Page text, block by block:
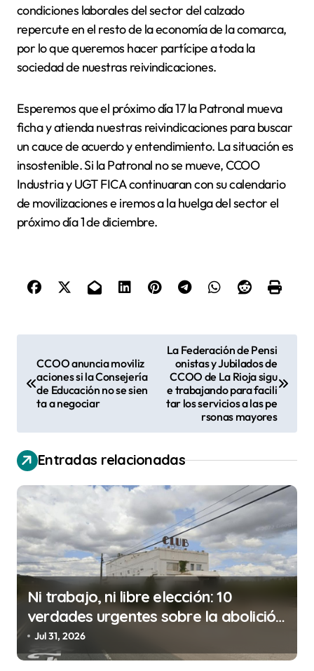
condiciones laborales del sector del calzado
repercute en el resto de la economía de la comarca,
por lo que queremos hacer partícipe a toda la
sociedad de nuestras reivindicaciones.
Esperemos que el próximo día 17 la Patronal mueva
ficha y atienda nuestras reivindicaciones para buscar
un cauce de acuerdo y entendimiento. La situación es
insostenible. Si la Patronal no se mueve, CCOO
Industria y UGT FICA continuaran con su calendario
de movilizaciones e iremos a la huelga del sector el
próximo día 1 de diciembre.
g
a
c
i
ó
n
d
e
n
CCOO anuncia moviliz
aciones si la Consejería
de Educación no se sien
ta a negociar
La Federación de Pensi
onistas y Jubilados de
CCOO de La Rioja sigu
e trabajando para facili
tar los servicios a las pe
rsonas mayores
Entradas relacionadas
Ni trabajo, ni libre elección: 10
verdades urgentes sobre la abolición
de la prostitución
Jul 31, 2026